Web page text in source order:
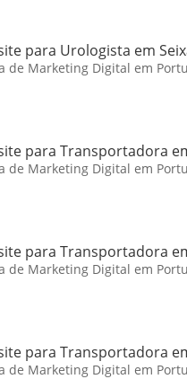
para Urologista em
de Marketing Digital em
para Transportadora
de Marketing Digital em
para Transportadora
de Marketing Digital em
para Transportadora
de Marketing Digital em